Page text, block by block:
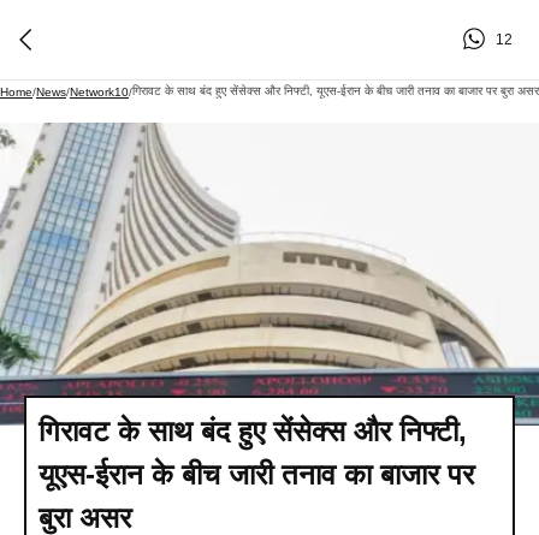
12
Home/News/Network10/गिरावट के साथ बंद हुए सेंसेक्स और निफ्टी, यूएस-ईरान के बीच जारी तनाव का बाजार पर बुरा असर
गिरावट के साथ बंद हुए सेंसेक्स और निफ्टी,
यूएस-ईरान के बीच जारी तनाव का बाजार पर
बुरा असर